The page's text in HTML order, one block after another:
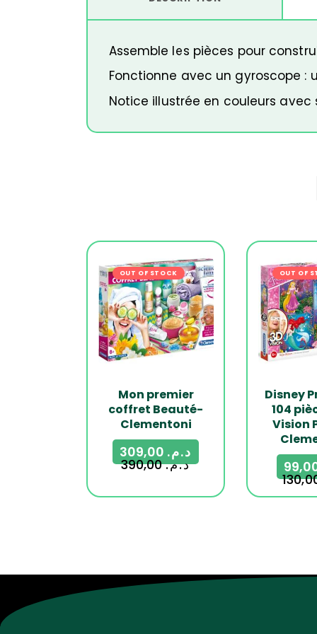
Assemble les pièces pour
Fonctionne avec un gyroscope :
Notice illustrée en couleurs
OUT OF STOCK-21%
Mon premier
coffret Beauté-
Clementoni
د.م.390,00
د.م.
OUT OF
Disney
104
Vision